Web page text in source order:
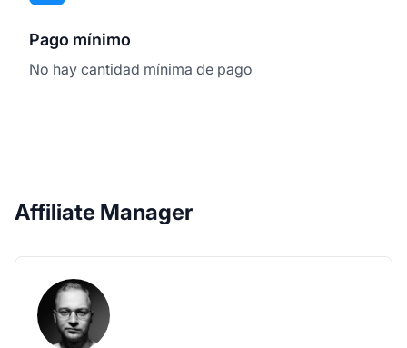
Pago mínimo
No hay cantidad mínima de pago
Affiliate Manager